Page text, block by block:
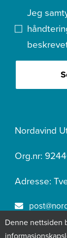
Jeg
Nordavind
Org.nr:
Adresse:
400 07 219
Denne nettsiden